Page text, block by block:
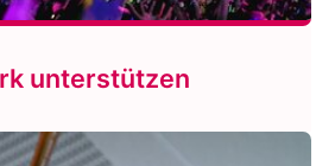
unterstützen